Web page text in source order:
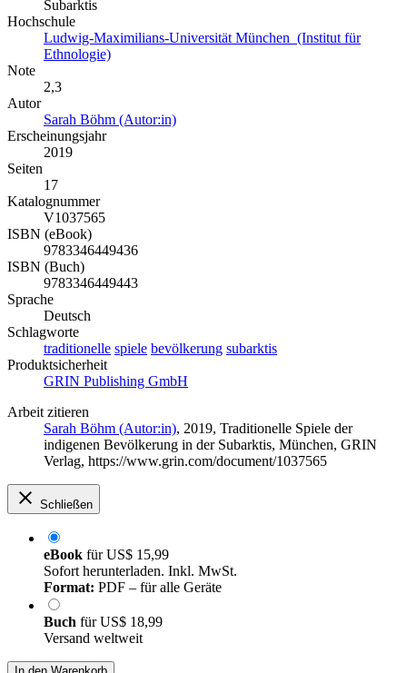
Subarktis
Hochschule
Ludwig-Maximilians-Universität München (Institut für
Ethnologie)
Note
2,3
Autor
Sarah Böhm (Autor:in)
Erscheinungsjahr
2019
Seiten
17
Katalognummer
V1037565
ISBN (eBook)
9783346449436
ISBN (Buch)
9783346449443
Sprache
Deutsch
Schlagworte
traditionelle spiele bevölkerung subarktis
Produktsicherheit
GRIN Publishing GmbH
Arbeit zitieren
Sarah Böhm (Autor:in), 2019, Traditionelle Spiele der
indigenen Bevölkerung in der Subarktis, München, GRIN
Verlag, https://www.grin.com/document/1037565
Schließen
eBook fürUS$ 15,99
Sofort herunterladen. Inkl. MwSt.
Format: PDF – für alle Geräte
Buch fürUS$ 18,99
Versand weltweit